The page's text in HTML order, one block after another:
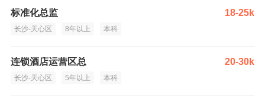
标准化总监 18-25k
长沙-天心区 8年以上 本科
连锁酒店运营区总 20-30k
长沙-天心区 5年以上 本科